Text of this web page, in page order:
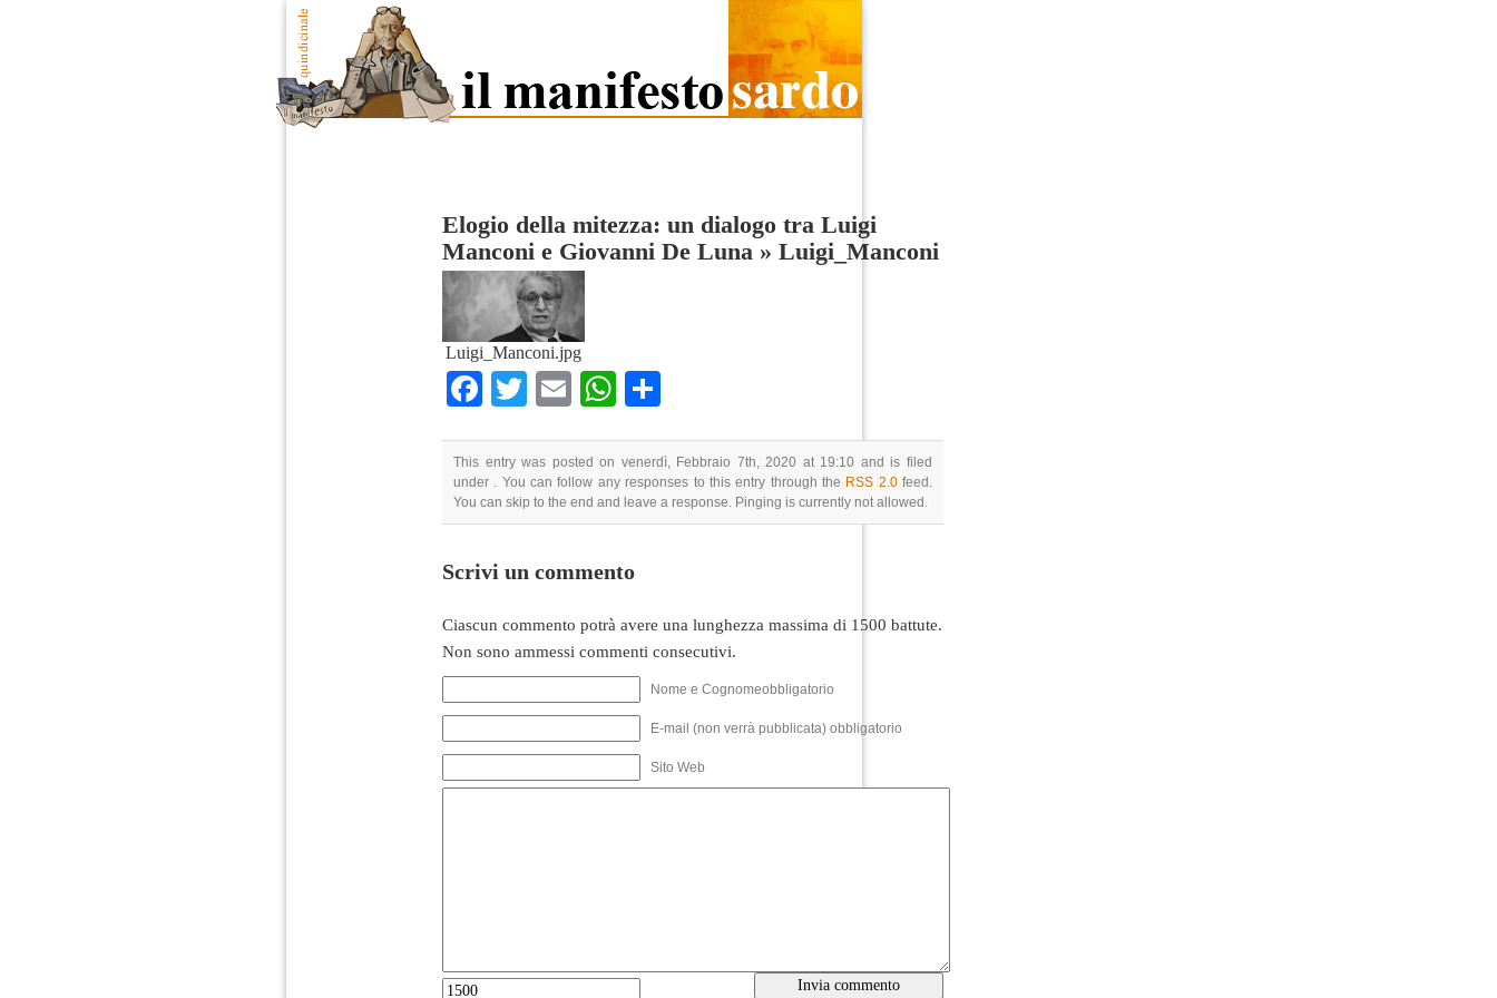
Elogio della mitezza: un dialogo tra Luigi
Manconi e Giovanni De Luna » Luigi_Manconi
Luigi_Manconi.jpg
Facebook
TwitterEmailWhatsApp
This entry was posted on venerdì, Febbraio 7th, 2020 at 19:10 and is filed
under . You can follow any responses to this entry through the RSS 2.0feed.
You can skip to the end and leave a response. Pinging is currently not allowed.
Scrivi un commento
Ciascun commento potrà avere una lunghezza massima di 1500 battute.
Non sono ammessi commenti consecutivi.
Nome e Cognomeobbligatorio
E-mail (non verrà pubblicata) obbligatorio
Sito Web